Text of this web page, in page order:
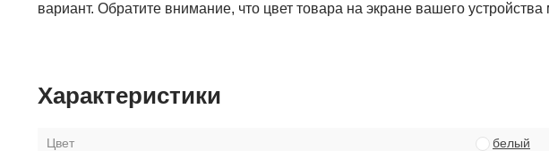
вариант. Обратите внимание, что цвет товара на экране вашего устройства
Характеристики
Цвет белый